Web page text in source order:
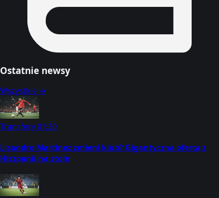
Ostatnie newsy
Wszystkie →
Transfery01:30
Lisandro Martínez zmieni klub? Gigantyczna oferta z
Hiszpanii na stole